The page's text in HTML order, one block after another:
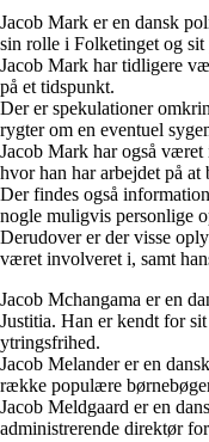
Jacob Mark er en dansk
sin rolle i Folketinget og sit
Jacob Mark har tidligere
på et tidspunkt.
Der er spekulationer
rygter om en eventuel
Jacob Mark har også
hvor han har arbejdet på
Der findes også
nogle muligvis personlige
Derudover er der visse
været involveret i, samt
Jacob Mchangama er en
Justitia. Han er kendt for
ytringsfrihed.
Jacob Melander er en
række populære
Jacob Meldgaard er en
administrerende direktør